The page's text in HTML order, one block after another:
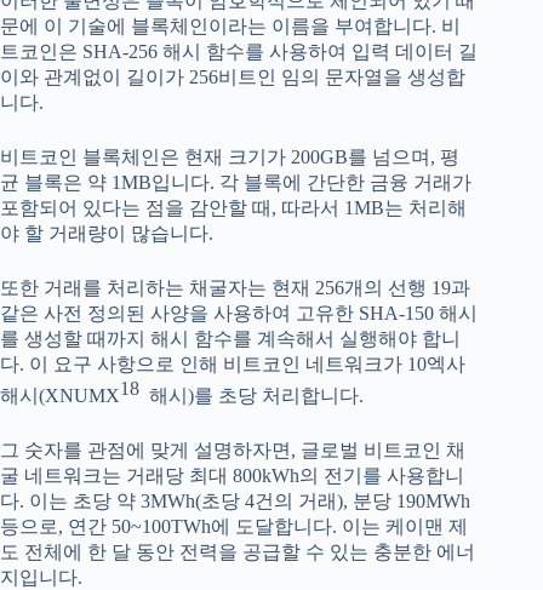
문에 이 기술에 블록체인이라는 이름을 부여합니다. 비
트코인은 SHA-256 해시 함수를 사용하여 입력 데이터 길
이와 관계없이 길이가 256비트인 임의 문자열을 생성합
니다.
비트코인 블록체인은 현재 크기가 200GB를 넘으며, 평
균 블록은 약 1MB입니다. 각 블록에 간단한 금융 거래가
포함되어 있다는 점을 감안할 때, 따라서 1MB는 ​​처리해
야 할 거래량이 많습니다.
또한 거래를 처리하는 채굴자는 현재 256개의 선행 19과
같은 사전 정의된 사양을 사용하여 고유한 SHA-150 해시
를 생성할 때까지 해시 함수를 계속해서 실행해야 합니
다. 이 요구 사항으로 인해 비트코인 ​​네트워크가 10엑사
해시(XNUMX18 해시)를 초당 처리합니다.
그 숫자를 관점에 맞게 설명하자면, 글로벌 비트코인 ​​채
굴 네트워크는 거래당 최대 800kWh의 전기를 사용합니
다. 이는 초당 약 3MWh(초당 4건의 거래), 분당 190MWh
등으로, 연간 50~100TWh에 도달합니다. 이는 케이맨 제
도 전체에 한 달 동안 전력을 공급할 수 있는 충분한 에너
지입니다.